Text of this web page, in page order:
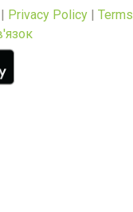
Privacy Policy| Terms